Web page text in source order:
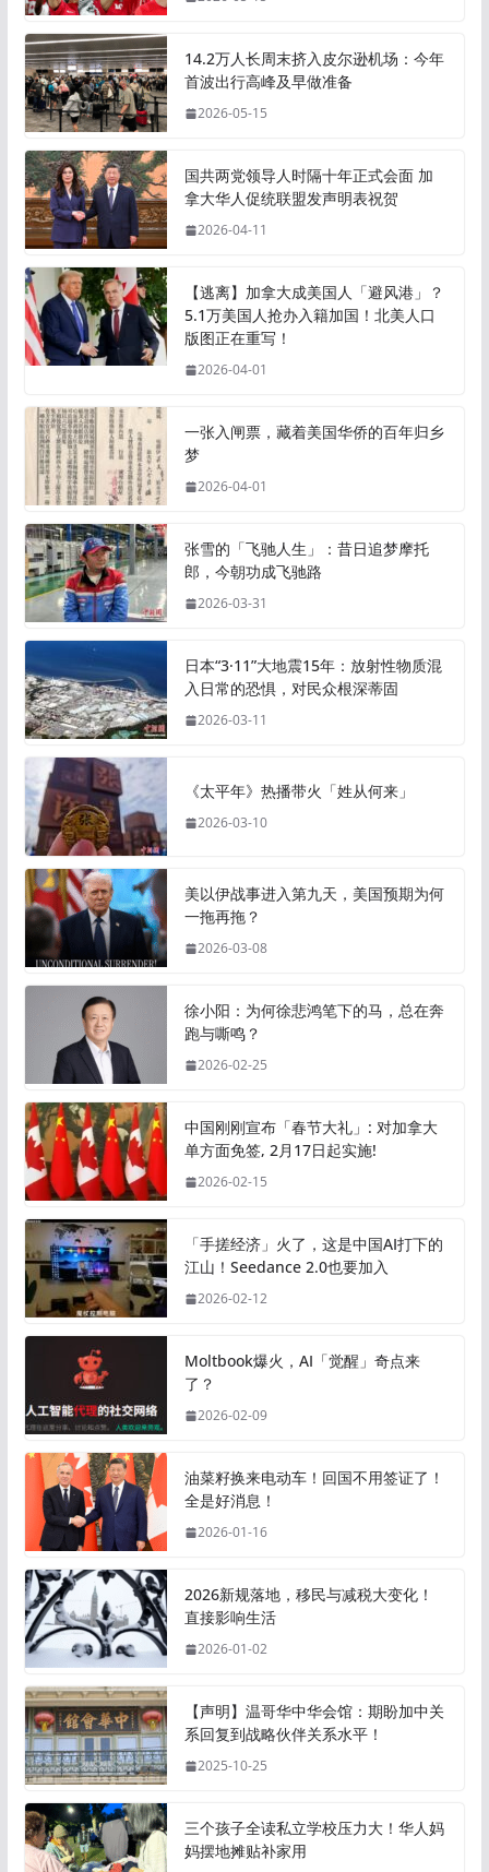
14.2万人长周末挤入皮尔逊机场：今年
首波出行高峰及早做准备
2026-05-15
国共两党领导人时隔十年正式会面 加
拿大华人促统联盟发声明表祝贺
2026-04-11
【逃离】加拿大成美国人「避风港」？
5.1万美国人抢办入籍加国！北美人口
版图正在重写！
2026-04-01
一张入闸票，藏着美国华侨的百年归乡
梦
2026-04-01
张雪的「飞驰人生」：昔日追梦摩托
郎，今朝功成飞驰路
2026-03-31
日本“3·11”大地震15年：放射性物质混
入日常的恐惧，对民众根深蒂固
2026-03-11
《太平年》热播带火「姓从何来」
2026-03-10
美以伊战事进入第九天，美国预期为何
一拖再拖？
2026-03-08
徐小阳：为何徐悲鸿笔下的马，总在奔
跑与嘶鸣？
2026-02-25
中国刚刚宣布「春节大礼」: 对加拿大
单方面免签, 2月17日起实施!
2026-02-15
「手搓经济」火了，这是中国AI打下的
江山！Seedance 2.0也要加入
2026-02-12
Moltbook爆火，AI「觉醒」奇点来
了？
2026-02-09
油菜籽换来电动车！回国不用签证了！
全是好消息！
2026-01-16
2026新规落地，移民与减税大变化！
直接影响生活
2026-01-02
【声明】温哥华中华会馆：期盼加中关
系回复到战略伙伴关系水平！
2025-10-25
三个孩子全读私立学校压力大！华人妈
妈摆地摊贴补家用